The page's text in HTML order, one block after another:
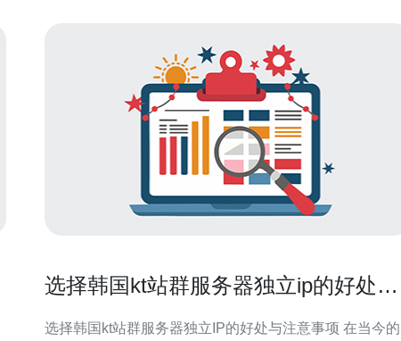
选择韩国kt站群服务器独立ip的好处与
选择韩国kt站群服务器独立IP的好处与注意事项 在当今的